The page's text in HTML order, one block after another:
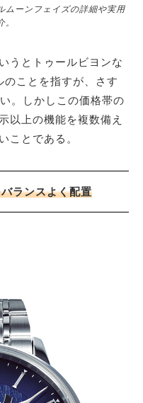
ムーンフェイズの詳細や実用
うとトゥールビヨンな
のことを指すが、さす
。しかしこの価格帯の
以上の機能を複数備え
ことである。
ランスよく配置